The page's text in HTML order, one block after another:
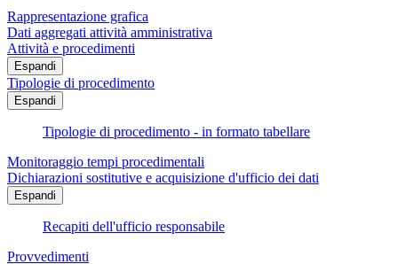
Rappresentazione grafica
Dati aggregati attività amministrativa
Attività e procedimenti
Espandi
Tipologie di procedimento
Espandi
Tipologie di procedimento - in formato tabellare
Monitoraggio tempi procedimentali
Dichiarazioni sostitutive e acquisizione d'ufficio dei dati
Espandi
Recapiti dell'ufficio responsabile
Provvedimenti